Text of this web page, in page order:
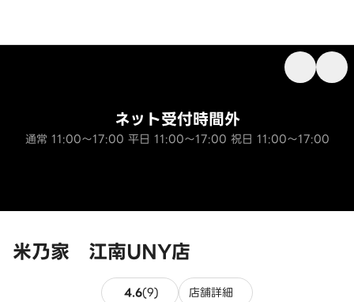
米乃家 江南UNY店
ネット受付時間外
通常 11:00～17:00 平日 11:00～17:00 祝日 11:00～17:00
4.6(9) 9件のレビュー
店舗詳細